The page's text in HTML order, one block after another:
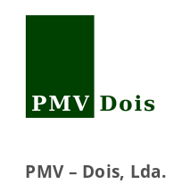
PMV – Dois, Lda.